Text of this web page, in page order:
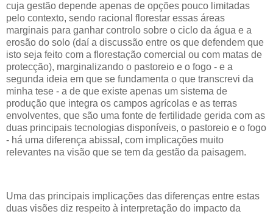
cuja gestão depende apenas de opções pouco limitadas
pelo contexto, sendo racional florestar essas áreas
marginais para ganhar controlo sobre o ciclo da água e a
erosão do solo (daí a discussão entre os que defendem que
isto seja feito com a florestação comercial ou com matas de
protecção), marginalizando o pastoreio e o fogo - e a
segunda ideia em que se fundamenta o que transcrevi da
minha tese - a de que existe apenas um sistema de
produção que integra os campos agrícolas e as terras
envolventes, que são uma fonte de fertilidade gerida com as
duas principais tecnologias disponíveis, o pastoreio e o fogo
- há uma diferença abissal, com implicações muito
relevantes na visão que se tem da gestão da paisagem.
Uma das principais implicações das diferenças entre estas
duas visões diz respeito à interpretação do impacto da